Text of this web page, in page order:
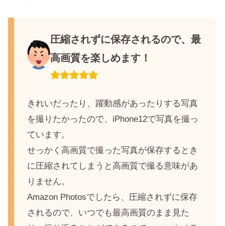
圧縮されずに保存されるので、最
高画質を楽しめます！
きれいだったり、躍動感があったりする写真
を撮りたかったので、iPhone12で写真を撮っ
ています。
せっかく高画質で撮った写真が保存するとき
に圧縮されてしまうと高画質で撮る意味があ
りません。
Amazon Photosでしたら、圧縮されずに保存
されるので、いつでも最高画質のまま見た